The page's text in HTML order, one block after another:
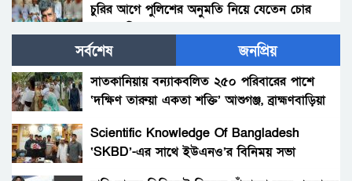
চুরির আগে পুলিশের অনুমতি নিয়ে যেতেন চোর
পলাশবাড়ীতে থানায় ঢুকে ওসিসহ পুলিশ সদস্যদের
মারধর, যুব জামায়াত নেতাকর্মীর বিরুদ্ধে মামলা :
গ্রেফতার ১জন।
সতর্কবার্তা
সর্বশেষ জনপ্রিয়
সাতকানিয়ায় বন্যাকবলিত ২৫০ পরিবারের পাশে
‘দক্ষিণ তারুয়া একতা শক্তি’ আশুগঞ্জ, ব্রাহ্মণবাড়িয়া
Scientific Knowledge Of Bangladesh
‘SKBD’-এর সাথে ইউএনও’র বিনিময় সভা